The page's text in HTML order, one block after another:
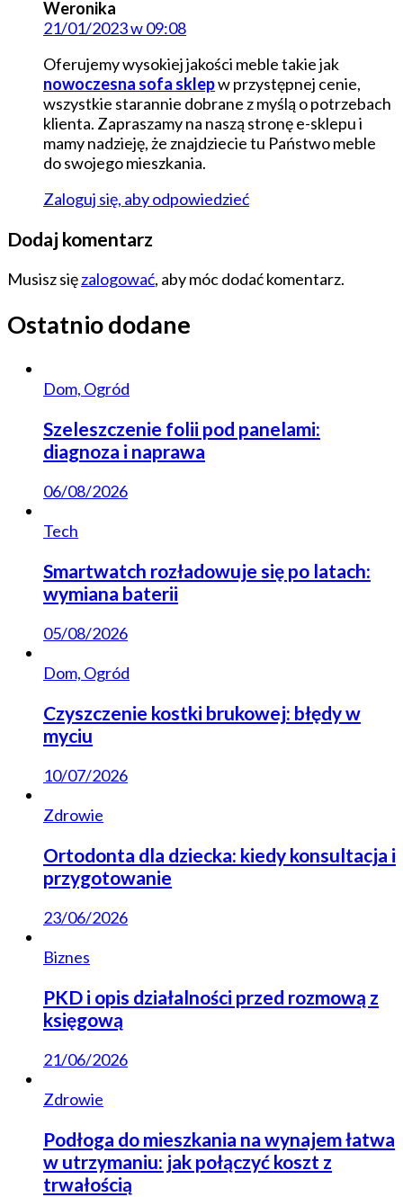
Weronika
21/01/2023 w 09:08
Oferujemy wysokiej jakości meble takie jak
nowoczesna sofa sklepw przystępnej cenie,
wszystkie starannie dobrane z myślą o potrzebach
klienta. Zapraszamy na naszą stronę e-sklepu i
mamy nadzieję, że znajdziecie tu Państwo meble
do swojego mieszkania.
Zaloguj się, aby odpowiedzieć
Dodaj komentarz
Musisz sięzalogować, aby móc dodać komentarz.
Ostatnio dodane
Dom, Ogród
Szeleszczenie folii pod panelami:
diagnoza i naprawa
06/08/2026
Tech
Smartwatch rozładowuje się po latach:
wymiana baterii
05/08/2026
Dom, Ogród
Czyszczenie kostki brukowej: błędy w
myciu
10/07/2026
Zdrowie
Ortodonta dla dziecka: kiedy konsultacja i
przygotowanie
23/06/2026
Biznes
PKD i opis działalności przed rozmową z
księgową
21/06/2026
Zdrowie
Podłoga do mieszkania na wynajem łatwa
w utrzymaniu: jak połączyć koszt z
trwałością